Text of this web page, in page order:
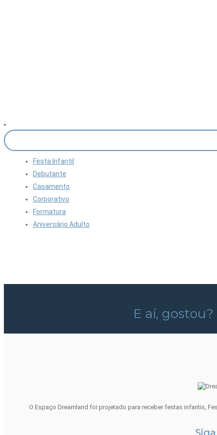
Festa Infantil
Debutante
Casamento
Corporativo
Formatura
Aniversário Adulto
E aí, gostou?
O Espaço Dreamland foi projetado para receber festas infantis,